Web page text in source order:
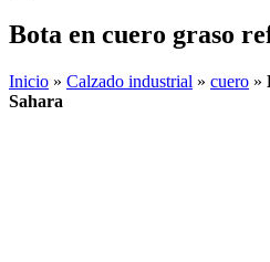
Bota en cuero graso
Inicio » Calzado industrial » cuero »
Sahara